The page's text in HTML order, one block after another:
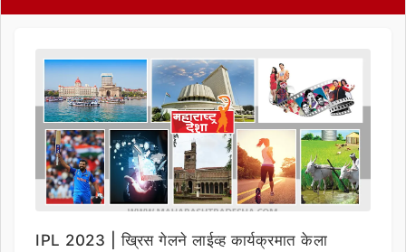
IPL 2023 | ख्रिस गेलने लाईव्ह कार्यक्रमात केला